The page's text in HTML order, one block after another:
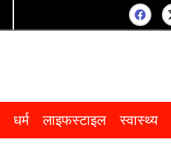
धर्म लाइफस्टाइल स्वास्थ्य